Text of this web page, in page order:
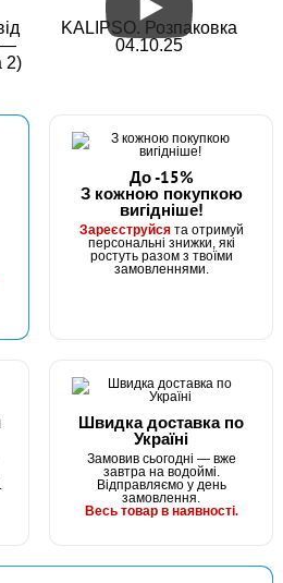
—
2)
KALIPSO. Розпаковка
04.10.25
До -15%
З кожною покупкою
вигідніше!
Зареєструйсята отримуй
персональні знижки, які
ростуть разом з твоїми
замовленнями.
Швидка доставка по
Україні
Замовив сьогодні — вже
завтра на водоймі.
Відправляємо у день
замовлення.
Весь товар в наявності.